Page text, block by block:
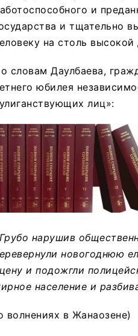
и
и тщательно
на столь
словам Даулбаева,
юбилея
лиц»:
нарушив
новогоднюю
и подожгли
население и
волнениях в Жанаозене)